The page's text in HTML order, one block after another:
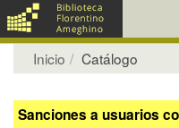
Inicio Catálogo
Sanciones a usuarios